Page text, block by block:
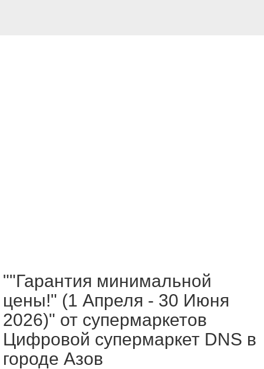
""Гарантия минимальной
цены!" (1 Апреля - 30 Июня
2026)" от супермаркетов
Цифровой супермаркет DNS в
городе Азов